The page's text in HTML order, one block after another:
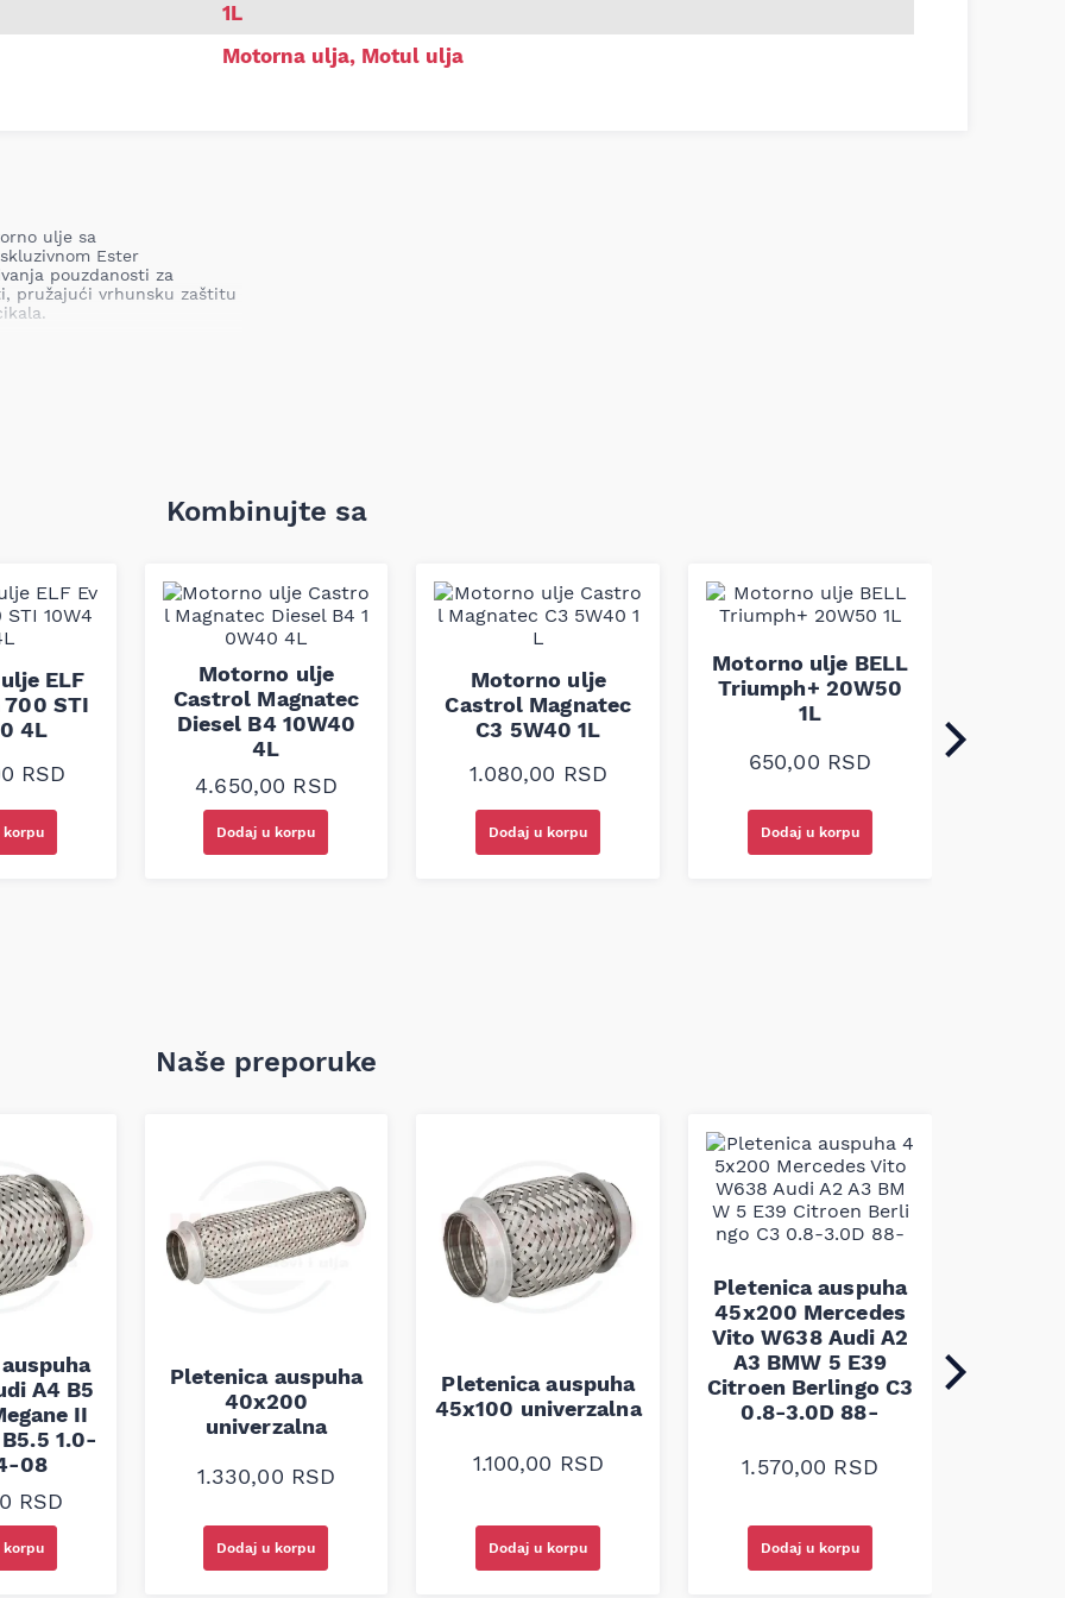
1L
Motorna ulja, Motul ulja
ulje sa
Ester
pouzdanosti za
pružajući vrhunsku zaštitu
bolje uslove rada
za maksimalnu efikasnost
i lakši start motora.
individualnim uslovima
ili mineralnim uljima,
optimalne performanse.
motocikliste koji traže
motornog ulja. Sa svojom
Ester tehnologijom,
brzina i
zaštitu i performanse
Kombinujte sa
ELF
STI
4L
RSD
korpu
Motorno ulje
Castrol Magnatec
Diesel B4 10W40
4L
4.650,00 RSD
Dodaj u korpu
Motorno ulje
Castrol Magnatec
C3 5W40 1L
1.080,00 RSD
Dodaj u korpu
Motorno ulje BELL
Triumph+ 20W50
1L
650,00 RSD
Dodaj u korpu
Naše preporuke
A4 B5
II
1.0-
08
RSD
korpu
Pletenica auspuha
40x200
univerzalna
1.330,00 RSD
Dodaj u korpu
Pletenica auspuha
45x100 univerzalna
1.100,00 RSD
Dodaj u korpu
Pletenica auspuha
45x200 Mercedes
Vito W638 Audi A2
A3 BMW 5 E39
Citroen Berlingo C3
0.8-3.0D 88-
1.570,00 RSD
Dodaj u korpu